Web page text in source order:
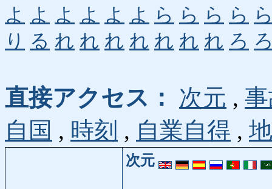
よ よ よ よ よ よ ら ら ら ら
り る れ れ れ れ れ れ れ ろ
直接アクセス： 次元 ,
自国 , 時刻 , 自業自得 ,
次元